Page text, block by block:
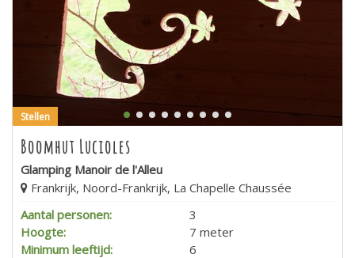
Stellen
Boomhut Lucioles
Glamping Manoir de l'Alleu
Frankrijk, Noord-Frankrijk, La Chapelle Chaussée
Aantal personen:
3
Hoogte:
7 meter
Minimum leeftijd:
6